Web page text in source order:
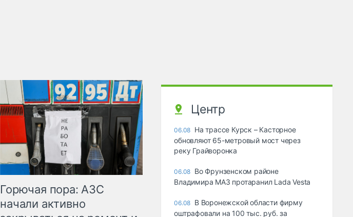
Горючая пора: АЗС
начали активно
Центр
06.08 На трассе Курск – Касторное
обновляют 65-метровый мост через
реку Грайворонка
06.08 Во Фрунзенском районе
Владимира МАЗ протаранил Lada Vesta
06.08 В Воронежской области фирму
оштрафовали на 100 тыс. руб. за